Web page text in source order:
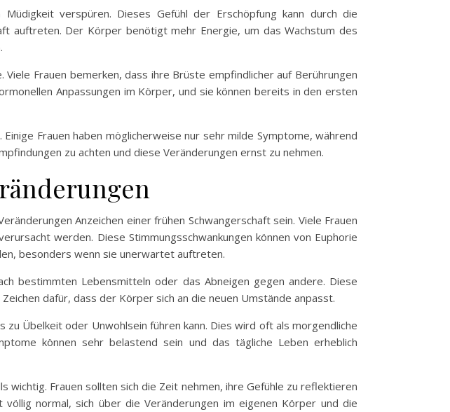
verspüren. Dieses Gefühl der Erschöpfung kann durch die
auftreten. Der Körper benötigt mehr Energie, um das Wachstum des
Frauen bemerken, dass ihre Brüste empfindlicher auf Berührungen
Anpassungen im Körper, und sie können bereits in den ersten
Frauen haben möglicherweise nur sehr milde Symptome, während
zu achten und diese Veränderungen ernst zu nehmen.
Anzeichen einer frühen Schwangerschaft sein. Viele Frauen
werden. Diese Stimmungsschwankungen können von Euphorie
besonders wenn sie unerwartet auftreten.
bestimmten Lebensmitteln oder das Abneigen gegen andere. Diese
dafür, dass der Körper sich an die neuen Umstände anpasst.
Übelkeit oder Unwohlsein führen kann. Dies wird oft als morgendliche
können sehr belastend sein und das tägliche Leben erheblich
Frauen sollten sich die Zeit nehmen, ihre Gefühle zu reflektieren
normal, sich über die Veränderungen im eigenen Körper und die